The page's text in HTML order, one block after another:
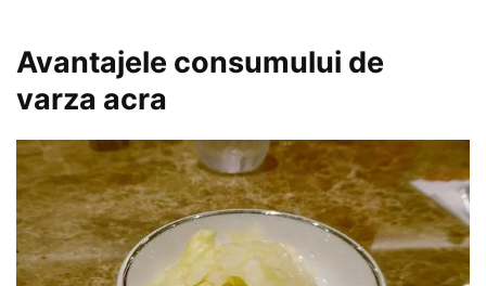
Avantajele consumului de
varza acra